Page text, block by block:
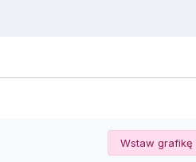
Wstaw grafikę